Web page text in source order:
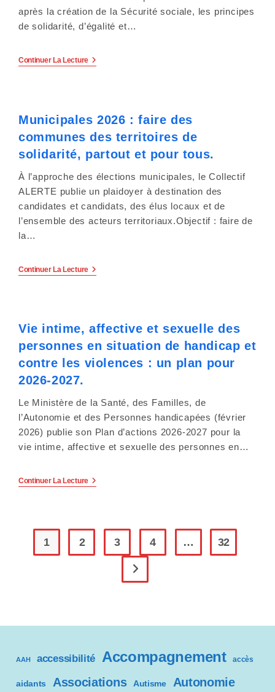
Défenseur
Des
après la création de la Sécurité sociale, les principes
de solidarité, d’égalité et…
Continuer La LectureEtats
De
Protection
Sociale
:
Enseignements
Forts
De
La
Consultation.
Municipales 2026 : faire des
communes des territoires de
solidarité, partout et pour tous.
À l’approche des élections municipales, le Collectif
ALERTE publie un plaidoyer à destination des
candidates et candidats, des élus locaux et de
l’ensemble des acteurs territoriaux.Objectif : faire de
la…
Continuer La LectureMunicipales
Des
De
Solidarité,
Partout
Tous.
Vie intime, affective et sexuelle des
personnes en situation de handicap et
contre les violences : un plan pour
2026-2027.
Le Ministère de la Santé, des Familles, de
l’Autonomie et des Personnes handicapées (février
2026) publie son Plan d’actions 2026-2027 pour la
vie intime, affective et sexuelle des personnes en…
Continuer La LectureVie
Des
Personnes
Handicap
:
Pour
2027.
1 2 3 4 … 32
Aller à la page suivante
AAH accessibilité Accompagnement accès
aidants Associations Autisme Autonomie